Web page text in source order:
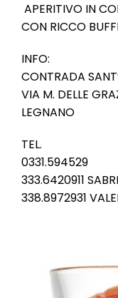
APERITIVO IN
CON RICCO
INFO:
CONTRADA
VIA M. DELLE
LEGNANO
TEL.
0331.594529
333.6420911
338.8972931